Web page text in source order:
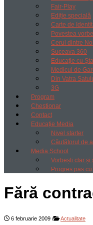
Fair-Play
Ediție specială
Carte de
Povestea
Cerul dintre Noi
Suceava 360
Educație cu
Medicul de
Din Vatra
3G
Program
Chestionar
Contact
Educație Media
Nivel starter
Căutătorul de
Media School
Vorbești clar și
Progres pas
Fără
6 februarie 2009 / Actualitate